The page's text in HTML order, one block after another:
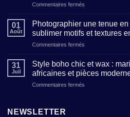
robe
moderne
avec
fortes
?
Commentaires fermés
à-
femme
:
01
Août
Photographier une tenue
sublimer motifs et textures
Commentaires fermés
une
tenue
en
31
Juil
Style boho chic et wax :
africaines et pièces
Commentaires fermés
NEWSLETTER